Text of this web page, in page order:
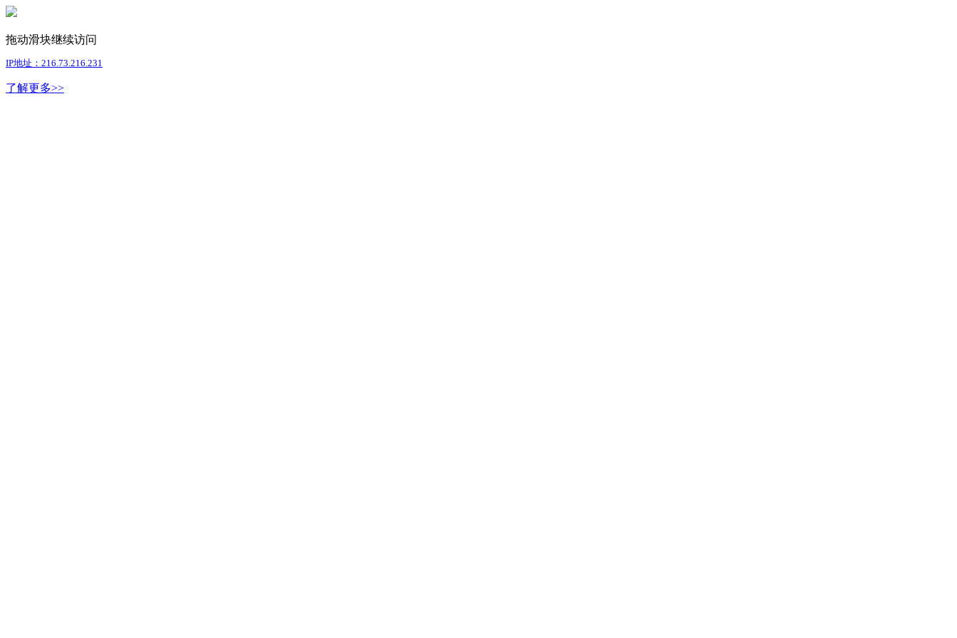
拖动滑块继续访问
IP地址：216.73.216.231
了解更多>>